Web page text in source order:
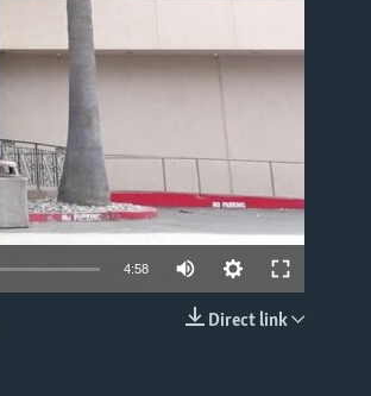
4:58
Direct link